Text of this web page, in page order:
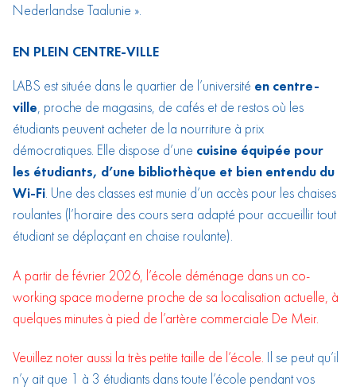
Nederlandse Taalunie ».
EN PLEIN CENTRE-VILLE
LABS est située dans le quartier de l’université en centre-
ville, proche de magasins, de cafés et de restos où les
étudiants peuvent acheter de la nourriture à prix
démocratiques. Elle dispose d’une cuisine équipée pour
les étudiants, d’une bibliothèque et bien entendu du
Wi-Fi.​ Une des classes est munie d’un accès pour les chaises
roulantes (l’horaire des cours sera adapté pour accueillir tout
étudiant se déplaçant en chaise roulante).
A partir de février 2026, l’école déménage dans un co-
working space moderne proche de sa localisation actuelle, à
quelques minutes à pied de l’artère commerciale De Meir.
Veuillez noter aussi la très petite taille de l’école. Il se peut qu’il
n’y ait que 1 à 3 étudiants dans toute l’école pendant vos